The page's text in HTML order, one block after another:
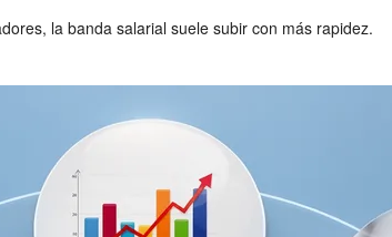
la banda salarial suele subir con más rapidez.